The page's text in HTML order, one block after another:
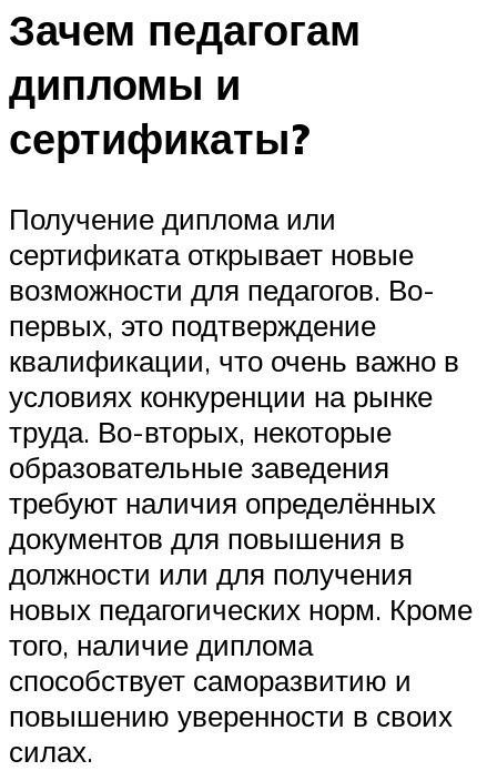
Зачем педагогам
дипломы и
сертификаты?
Получение диплома или
сертификата открывает новые
возможности для педагогов. Во-
первых, это подтверждение
квалификации, что очень важно в
условиях конкуренции на рынке
труда. Во-вторых, некоторые
образовательные заведения
требуют наличия определённых
документов для повышения в
должности или для получения
новых педагогических норм. Кроме
того, наличие диплома
способствует саморазвитию и
повышению уверенности в своих
силах.